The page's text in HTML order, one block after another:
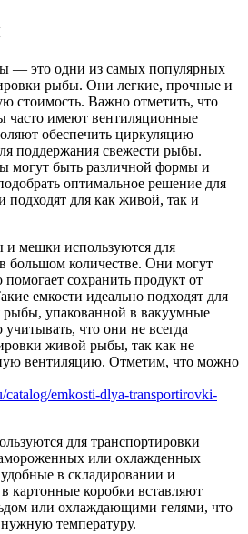
— это одни из самых популярных
рыбы. Они легкие, прочные и
стоимость. Важно отметить, что
часто имеют вентиляционные
обеспечить циркуляцию
поддержания свежести рыбы.
могут быть различной формы и
оптимальное решение для
для как живой, так и
и мешки используются для
большом количестве. Они могут
сохранить продукт от
емкости идеально подходят для
рыбы, упакованной в вакуумные
что они не всегда
живой рыбы, так как не
вентиляцию. Отметим, что можно
catalog/emkosti-dlya-transportirovki-
для транспортировки
или охлажденных
в складировании и
картонные коробки вставляют
или охлаждающими гелями, что
температуру.